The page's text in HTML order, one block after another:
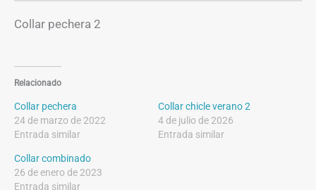
Collar pechera 2
Relacionado
Collar pechera
24 de marzo de 2022
Entrada similar
Collar chicle verano 2
4 de julio de 2026
Entrada similar
Collar combinado
26 de enero de 2023
Entrada similar